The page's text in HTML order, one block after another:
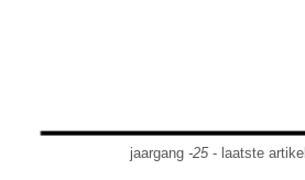
jaargang -25- laatste artikel